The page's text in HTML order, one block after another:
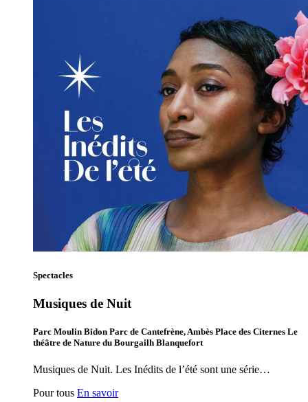
Spectacles
Musiques de Nuit
Parc Moulin Bidon Parc de Cantefrène, Ambès Place des Citernes Le
théâtre de Nature du Bourgailh Blanquefort
Musiques de Nuit. Les Inédits de l’été sont une série…
Pour tous En savoir